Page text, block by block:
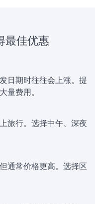
最佳优惠
日期时往往会上涨。提
量费用。
旅行。选择中午、深夜
通常价格更高。选择区